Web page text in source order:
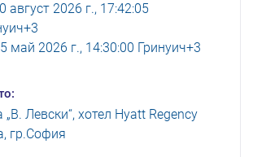
август 2026 г., 17:42:05
май 2026 г., 14:30:00 Гринуич+3
„В. Левски“, хотел Hyatt Regency
гр.София